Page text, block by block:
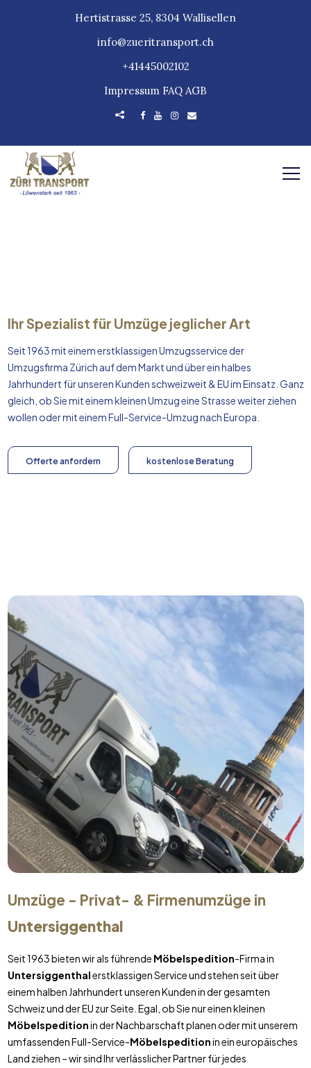
Hertistrasse 25, 8304 Wallisellen
info@zueritransport.ch
+41445002102
Impressum FAQ AGB
Ihr Spezialist für Umzüge jeglicher Art
Seit 1963 mit einem erstklassigen Umzugsservice der
Umzugsfirma Zürich auf dem Markt und über ein halbes
Jahrhundert für unseren Kunden schweizweit & EU im Einsatz. Ganz
gleich, ob Sie mit einem kleinen Umzug eine Strasse weiter ziehen
wollen oder mit einem Full-Service-Umzug nachEuropa
Offerte anfordern kostenlose Beratung
Umzüge - Privat- & Firmenumzüge in
Untersiggenthal
Seit 1963 bieten wir als führende Möbelspedition-Firma in
Untersiggenthalerstklassigen Service und stehen seit über
einem halben Jahrhundert unseren Kunden in der gesamten
Schweiz und der EU zur Seite. Egal, ob Sie nur einen kleinen
Möbelspeditionin der Nachbarschaft planen oder mit unserem
umfassenden Full-Service-Möbelspeditionin ein europäisches
Land ziehen – wir sind Ihr verlässlicher Partner für jedes